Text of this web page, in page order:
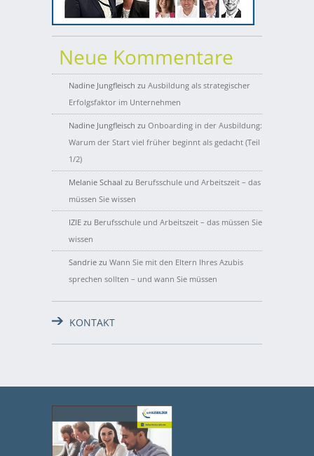
Neue Kommentare
Nadine Jungfleisch zu Ausbildung als strategischer
Erfolgsfaktor im Unternehmen
Nadine Jungfleisch zu Onboarding in der Ausbildung:
Warum der Start viel früher beginnt als gedacht (Teil
1/2)
Melanie Schaal zu Berufsschule und Arbeitszeit – das
müssen Sie wissen
IZIE zu Berufsschule und Arbeitszeit – das müssen Sie
wissen
Sandrie zu Wann Sie mit den Eltern Ihres Azubis
sprechen sollten – und wann Sie müssen
KONTAKT